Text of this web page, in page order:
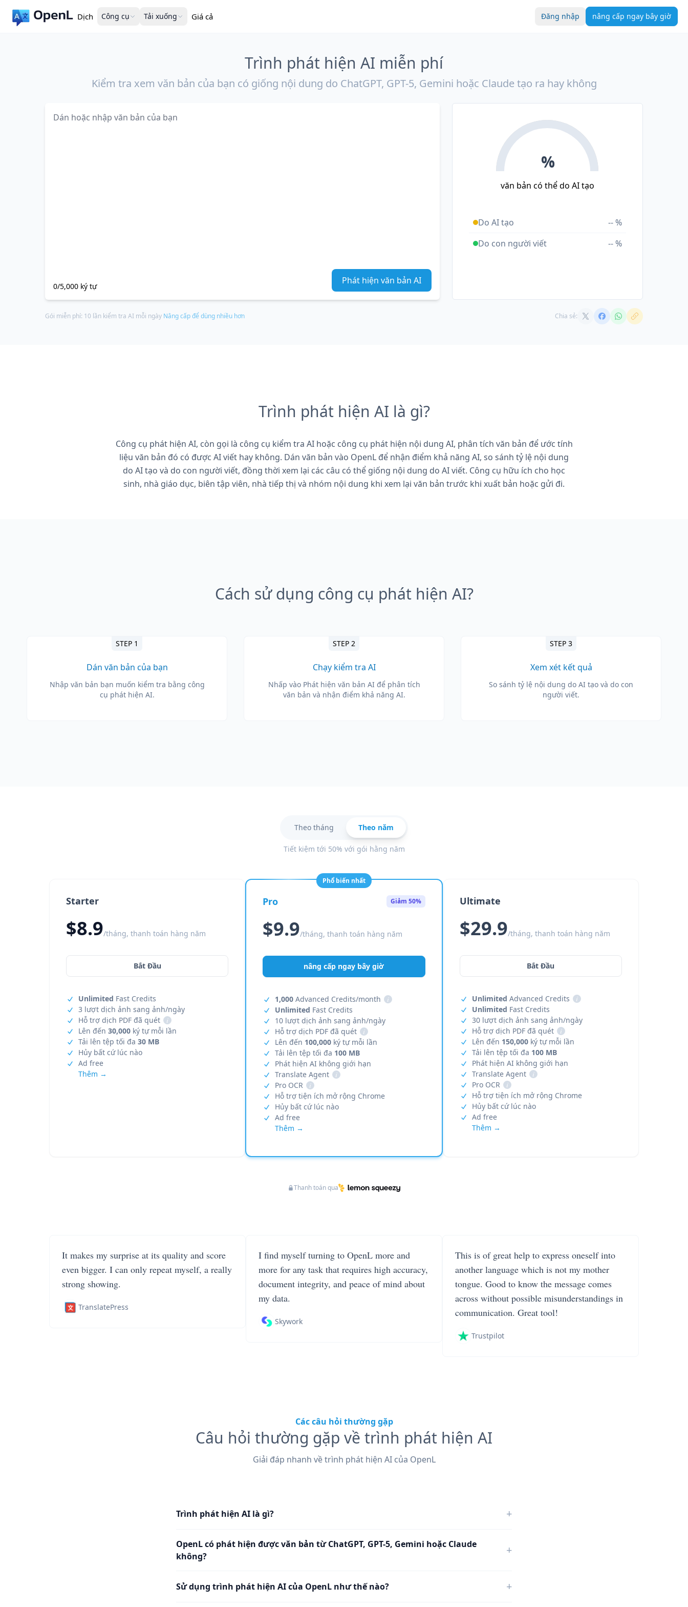
Dịch Công cụ Tải xuống Giá cả Đăng nhập nâng cấp ngay bây giờ
Trình phát hiện AI miễn phí
Kiểm tra xem văn bản của bạn có giống nội dung do ChatGPT, GPT-5, Gemini hoặc Claude tạo ra hay không
Văn bản cần kiểm tra
0/5,000 ký tự
Phát hiện văn bản AI
%
văn bản có thể do AI tạo
Do AI tạo
-- %
Do con người viết
-- %
Gói miễn phí: 10 lần kiểm tra AI mỗi ngày Nâng cấp để dùng nhiều hơn Chia sẻ:
Trình phát hiện AI là gì?
Công cụ phát hiện AI, còn gọi là công cụ kiểm tra AI hoặc công cụ phát hiện nội dung AI, phân tích văn bản để ước tính
liệu văn bản đó có được AI viết hay không. Dán văn bản vào OpenL để nhận điểm khả năng AI, so sánh tỷ lệ nội dung
do AI tạo và do con người viết, đồng thời xem lại các câu có thể giống nội dung do AI viết. Công cụ hữu ích cho học
sinh, nhà giáo dục, biên tập viên, nhà tiếp thị và nhóm nội dung khi xem lại văn bản trước khi xuất bản hoặc gửi đi.
Cách sử dụng công cụ phát hiện AI?
STEP 1
Dán văn bản của bạn
Nhập văn bản bạn muốn kiểm tra bằng công
cụ phát hiện AI.
STEP 2
Chạy kiểm tra AI
Nhấp vào Phát hiện văn bản AI để phân tích
văn bản và nhận điểm khả năng AI.
STEP 3
Xem xét kết quả
So sánh tỷ lệ nội dung do AI tạo và do con
người viết.
Theo tháng Theo năm
Tiết kiệm tới 50% với gói hằng năm
Starter
$8.9/tháng, thanh toán hàng năm
Bắt Đầu
Unlimited Fast Credits
3 lượt dịch ảnh sang ảnh/ngày
Hỗ trợ dịch PDF đã quét
i
Lên đến 30,000 ký tự mỗi lần
Tải lên tệp tối đa 30 MB
Hủy bất cứ lúc nào
Ad free
Thêm →
Phổ biến nhất
Pro Giảm 50%
$9.9/tháng, thanh toán hàng năm
nâng cấp ngay bây giờ
1,000 Advanced Credits/month
i
Unlimited Fast Credits
10 lượt dịch ảnh sang ảnh/ngày
Hỗ trợ dịch PDF đã quét
i
Lên đến 100,000 ký tự mỗi lần
Tải lên tệp tối đa 100 MB
Phát hiện AI không giới hạn
Translate Agent
i
Pro OCR
i
Hỗ trợ tiện ích mở rộng Chrome
Hủy bất cứ lúc nào
Ad free
Thêm →
Ultimate
$29.9/tháng, thanh toán hàng năm
Bắt Đầu
Unlimited Advanced Credits
i
Unlimited Fast Credits
30 lượt dịch ảnh sang ảnh/ngày
Hỗ trợ dịch PDF đã quét
i
Lên đến 150,000ký tự mỗi lần
Tải lên tệp tối đa 100 MB
Phát hiện AI không giới hạn
Translate Agent
i
Pro OCR
i
Hỗ trợ tiện ích mở rộng Chrome
Hủy bất cứ lúc nào
Ad free
Thêm →
Thanh toán qua
It makes my surprise at its quality and score
even bigger. I can only repeat myself, a really
strong showing.
TranslatePress
I find myself turning to OpenL more and
more for any task that requires high accuracy,
document integrity, and peace of mind about
my data.
Skywork
This is of great help to express oneself into
another language which is not my mother
tongue. Good to know the message comes
across without possible misunderstandings in
communication. Great tool!
Trustpilot
Các câu hỏi thường gặp
Câu hỏi thường gặp về trình phát hiện AI
Giải đáp nhanh về trình phát hiện AI của OpenL
Trình phát hiện AI là gì? +
OpenL có phát hiện được văn bản từ ChatGPT, GPT-5, Gemini hoặc Claude
không?
+
Sử dụng trình phát hiện AI của OpenL như thế nào? +